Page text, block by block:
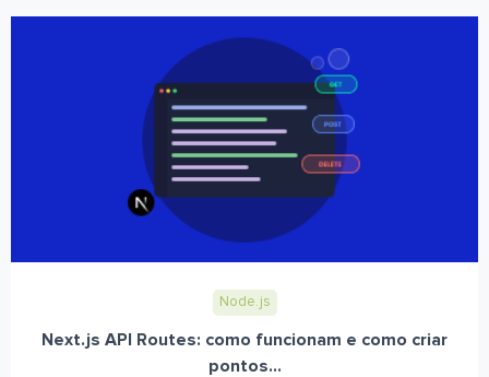
Node.js
Next.js API Routes: como funcionam e como criar
pontos...